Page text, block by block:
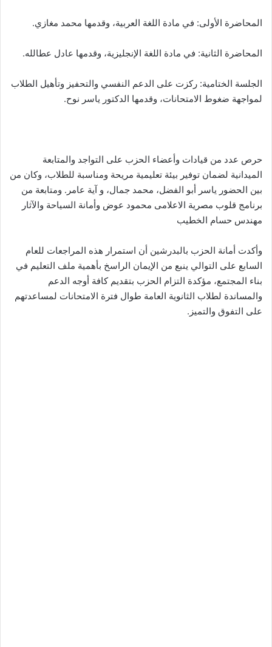
المحاضرة الأولى: في مادة اللغة العربية، وقدمها محمد مغازي.
المحاضرة الثانية: في مادة اللغة الإنجليزية، وقدمها عادل عطالله.
الجلسة الختامية: ركزت على الدعم النفسي والتحفيز وتأهيل الطلاب
لمواجهة ضغوط الامتحانات، وقدمها الدكتور ياسر نوح.
حرص عدد من قيادات وأعضاء الحزب على التواجد والمتابعة
الميدانية لضمان توفير بيئة تعليمية مريحة ومناسبة للطلاب، وكان من
بين الحضور ياسر أبو الفضل، محمد جمال، و آية عامر. ومتابعة من
برنامج قلوب مصرية الاعلامى محمود عوض وأمانة السياحة والآثار
مهندس حسام الخطيب
وأكدت أمانة الحزب بالبدرشين أن استمرار هذه المراجعات للعام
السابع على التوالي ينبع من الإيمان الراسخ بأهمية ملف التعليم في
بناء المجتمع، مؤكدة التزام الحزب بتقديم كافة أوجه الدعم
والمساندة لطلاب الثانوية العامة طوال فترة الامتحانات لمساعدتهم
على التفوق والتميز.